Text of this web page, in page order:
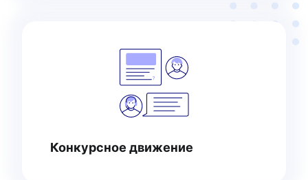
Конкурсное движение